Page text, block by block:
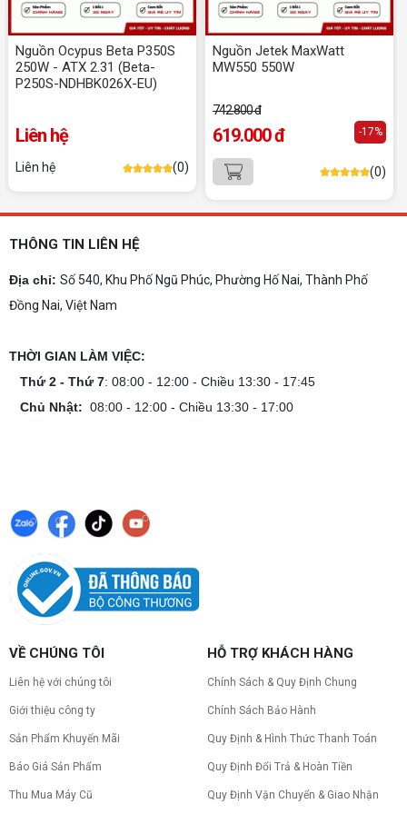
Dịch vụ build PC đồ họa tại Đồng Nai theo
yêu cầu, giá tốt, uy tín
Dịch vụ build PC đồ họa tại Đồng Nai theo yêu
cầu uy tín, tối ưu cấu hình xử lý 3D và dựng video
mượt mà. Đăng ký nhận tư vấn và báo giá chi tiết
10+ Mẫu laptop học sinh, sinh viên nên
Gợi ý 10+ mẫu laptop cho học sinh sinh viên
2026 theo ngân sách và ngành học: tiêu chí
chọn, cấu hình nên có và cách kiểm tra máy
hình mạnh, tối ưu chi phí, test máy tại chỗ. Khám
phù hợp, đảm bảo hệ thống vận hành ổn định và
copy nhanh.
Nâng cấp pc nên nâng gì trước để tối ưu chi phí và
tăng hiệu năng tối đa? Xem ngay thứ tự ưu tiên
nâng cấp linh kiện PC chi tiết trong bài viết này!
PC gaming nóng quạt kêu to: Nguyên
nhân và Cách khắc phục
Tình trạng PC gaming nóng quạt kêu to khiến
nguyên nhân và cách khắc phục hiệu quả để máy
CPU AMD Ryzen 7 7700X3D full box mới
ra mắt: Nhanh, Mạnh, Giá tốt
với công nghệ 3D V-Cache đỉnh cao, mang lại
Nguồn Ocypus Beta P350S
250W - ATX 2.31 (Beta-
P250S-NDHBK026X-EU)
Liên hệ
Liên hệ (0)
Nguồn Jetek MaxWatt
MW550 550W
742.800 đ
619.000 đ -17%
(0)
THÔNG TIN LIÊN HỆ
Địa chỉ: Số 540, Khu Phố Ngũ Phúc, Phường Hố Nai, Thành Phố
Đồng Nai, Việt Nam
THỜI GIAN LÀM VIỆC:
Thứ 2 - Thứ 7: 08:00 - 12:00 - Chiều 13:30 - 17:45
Chủ Nhật: 08:00 - 12:00 - Chiều 13:30 - 17:00
VỀ CHÚNG TÔI
Liên hệ với chúng tôi
Giới thiệu công ty
Sản Phẩm Khuyến Mãi
Báo Giá Sản Phẩm
Thu Mua Máy Cũ
HỖ TRỢ KHÁCH HÀNG
Chính Sách & Quy Định Chung
Chính Sách Bảo Hành
Quy Định & Hình Thức Thanh Toán
Quy Định Đổi Trả & Hoàn Tiền
Quy Định Vận Chuyển & Giao Nhận